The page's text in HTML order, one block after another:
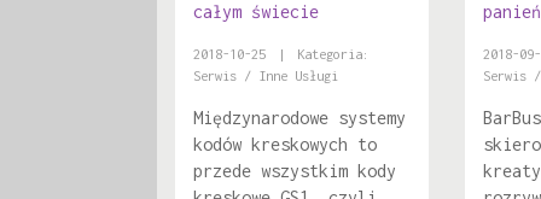
całym świecie
2018-10-25 |
Kategoria:
Serwis / Inne Usługi
Międzynarodowe systemy
kodów kreskowych to
przede wszystkim kody
2018-
Serwis